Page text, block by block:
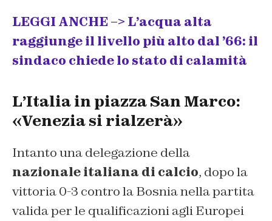
LEGGI ANCHE –> L’acqua alta
raggiunge il livello più alto dal ’66: il
sindaco chiede lo stato di calamità
L’Italia in piazza San Marco:
«Venezia si rialzerà»
Intanto una delegazione della
nazionale italiana di calcio, dopo la
vittoria 0-3 contro la Bosnia nella partita
valida per le qualificazioni agli Europei